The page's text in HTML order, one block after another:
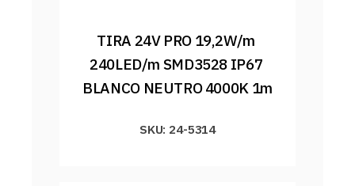
TIRA 24V PRO 19,2W/m
240LED/m SMD3528 IP67
BLANCO NEUTRO 4000K 1m
SKU: 24-5314